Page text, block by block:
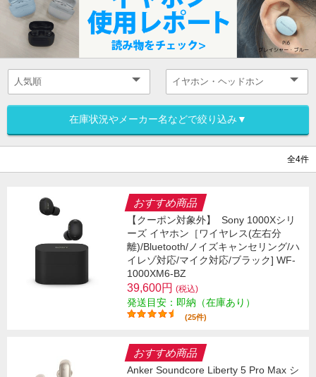
在庫状況やメーカー名などで絞り込み▼
全4件
おすすめ商品
【クーポン対象外】
Sony 1000Xシリ
ーズ イヤホン［ワイヤレス(左右分
離)/Bluetooth/ノイズキャンセリング/ハ
イレゾ対応/マイク対応/ブラック] WF-
1000XM6-BZ
39,600円 (税込)
発送目安：即納（在庫あり）
(25件)
おすすめ商品
Anker Soundcore Liberty 5 Pro Max シ